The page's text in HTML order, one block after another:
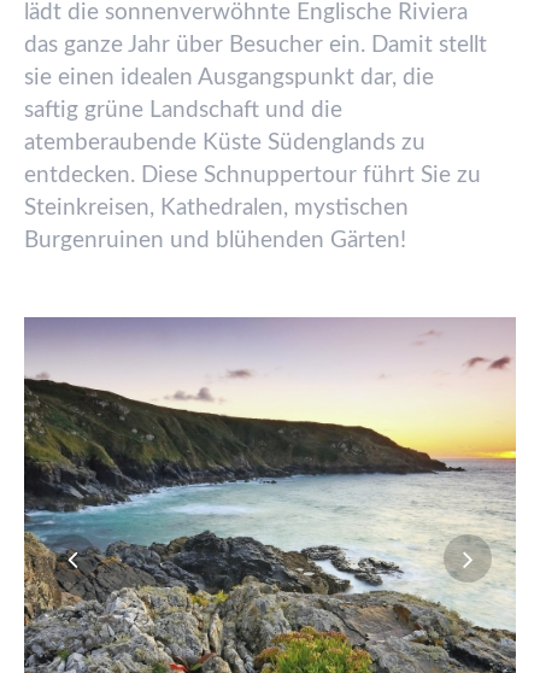
ädt die sonnenverwö hnte Englische Riviera
das ganze Jahr ü ber Besucher ein. Damit stellt
sie einen idealen Ausgangspunkt dar, die
saftig grüne Landschaft und die
atemberaubende Küste Südenglands zu
entdecken. Diese Schnuppertour fü hrt Sie zu
Steinkreisen, Kathedralen, mystischen
Burgenruinen und bl ü henden Gärten!